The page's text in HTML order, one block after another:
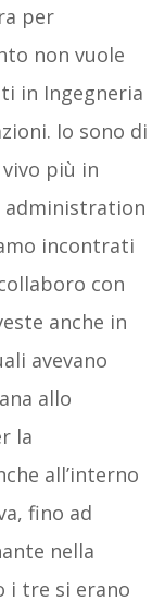
per
non vuole
in Ingegneria
Io sono di
vivo più in
administration
incontrati
con
anche in
avevano
allo
la
all’interno
fino ad
nella
i tre si erano